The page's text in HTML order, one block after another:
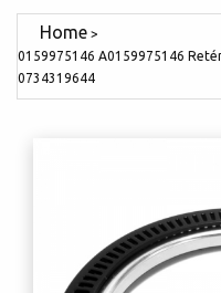
0159975146 A0159975146
0734319644